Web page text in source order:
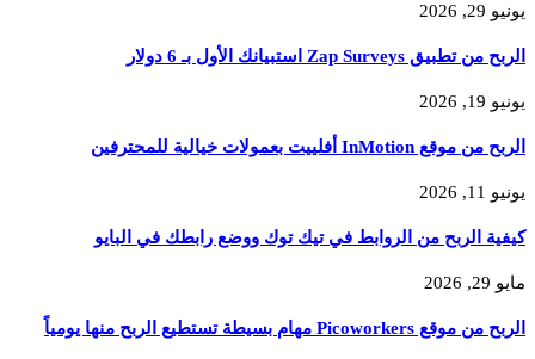
يونيو 29, 2026
الربح من تطبيق Zap Surveys استبيانك الأول بـ 6 دولار
يونيو 19, 2026
الربح من موقع InMotion أفلييت بعمولات خيالية للمحترفين
يونيو 11, 2026
كيفية الربح من الروابط في تيك توك ووضع رابطك في البايو
مايو 29, 2026
الربح من موقع Picoworkers مهام بسيطة تستطيع الربح منها يومياً